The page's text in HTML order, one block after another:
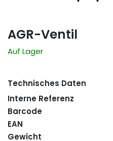
AGR-Ventil
Auf Lager
Technisches Daten
Interne Referenz
Barcode
EAN
Gewicht